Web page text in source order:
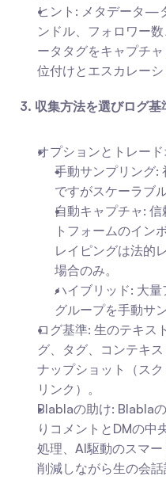
ヒント: メタデータ—
ンドル、フォロワー
ータタグをキャプチ
位付けとエスカレーシ
3. 収集方法を選びログ基
オプションとトレード
手動サンプリング:
ですがスケーラブ
自動キャプチャ:
トフォームのイン
レイピングは法的
場合のみ。
ハイブリッド: 大
グループを手動サ
ログ基準: 生のテキス
グ、タグ、コンテキ
ナップショット（ス
リンク）。
Blablaの助け: Blabla
りコメントとDMの中
処理、AI駆動のスマ
削減しながら生の会